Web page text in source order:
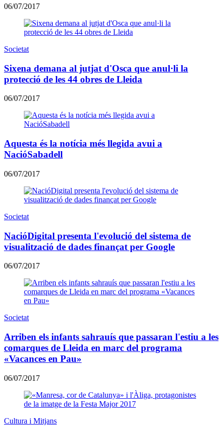
06/07/2017
Societat
Sixena demana al jutjat d'Osca que anul·li la
protecció de les 44 obres de Lleida
06/07/2017
Aquesta és la notícia més llegida avui a
NacióSabadell
06/07/2017
Societat
NacióDigital presenta l'evolució del sistema de
visualització de dades finançat per Google
06/07/2017
Societat
Arriben els infants sahrauís que passaran l'estiu a les
comarques de Lleida en marc del programa
«Vacances en Pau»
06/07/2017
Cultura i Mitjans